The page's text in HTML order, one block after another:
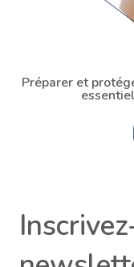
Préparer et